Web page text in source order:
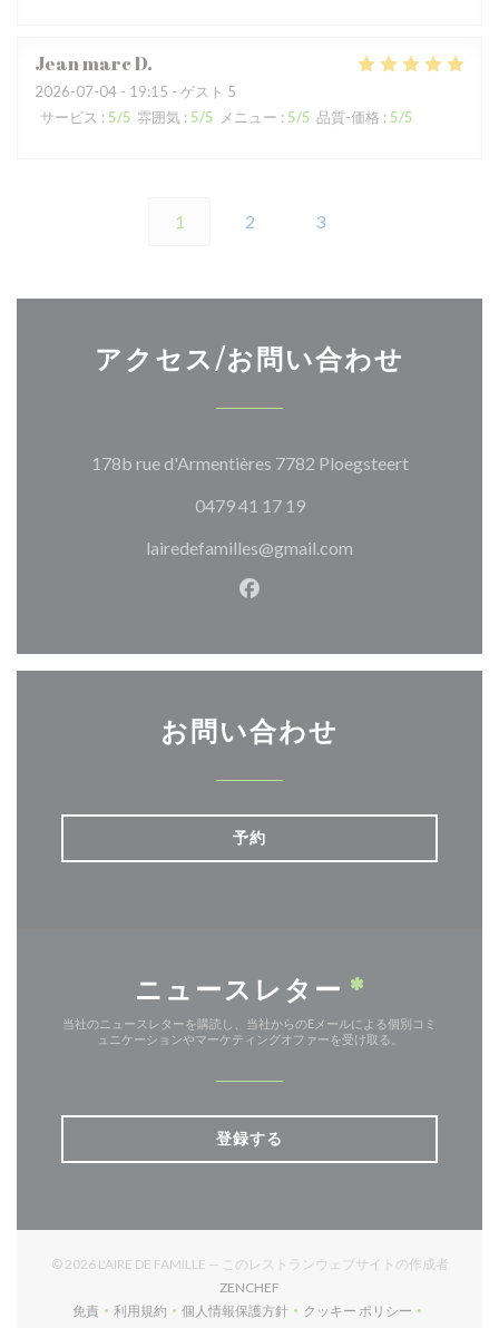
Jean marcD
2026-07-04 - 19:15 - ゲスト 5
サービス : 5/5 雰囲気 : 5/5 メニュー : 5/5 品質-価格 : 5/5
1 2 3
アクセス/お問い合わせ
178b rue d'Armentières 7782 Ploegsteert((新しいウ
0479 41 17 19
lairedefamilles@gmail.com
Facebook ((新しいウィン
お問い合わせ
予約
ニュースレター *
当社のニュースレターを購読し、当社からのEメールによる個別コミ
ュニケーションやマーケティングオファーを受け取る。
登録する
© 2026 L'AIRE DE FAMILLE — このレストランウェブサイトの作成者
ZENCHEF
免責
((新しいウィンドウで開きます))
利用規約
((新しいウィンドウで開きます))
個人情報保護方針
((新しいウィンドウで開きます))
クッキー ポリシー
((新しいウィンドウで